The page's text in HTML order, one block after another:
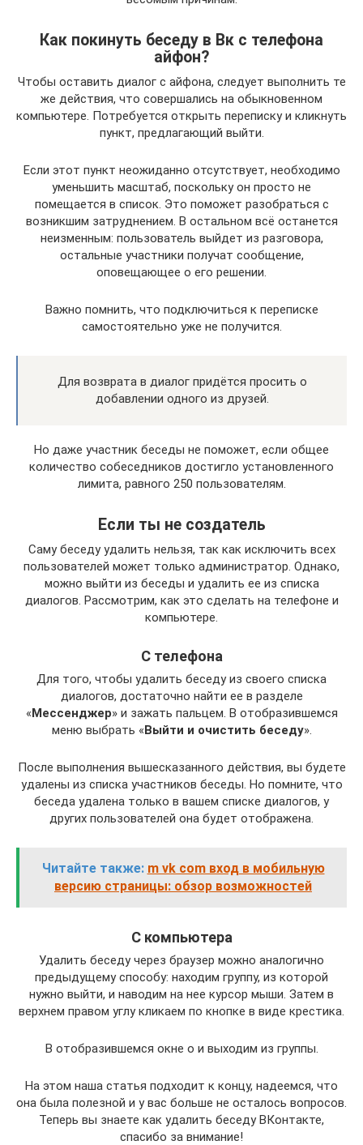
Как покинуть беседу в Вк с телефона
айфон?
Чтобы оставить диалог с айфона, следует выполнить те
же действия, что совершались на обыкновенном
компьютере. Потребуется открыть переписку и кликнуть
пункт, предлагающий выйти.
Если этот пункт неожиданно отсутствует, необходимо
уменьшить масштаб, поскольку он просто не
помещается в список. Это поможет разобраться с
возникшим затруднением. В остальном всё останется
неизменным: пользователь выйдет из разговора,
остальные участники получат сообщение,
оповещающее о его решении.
Важно помнить, что подключиться к переписке
самостоятельно уже не получится.
Для возврата в диалог придётся просить о
добавлении одного из друзей.
Но даже участник беседы не поможет, если общее
количество собеседников достигло установленного
лимита, равного 250 пользователям.
Если ты не создатель
Саму беседу удалить нельзя, так как исключить всех
пользователей может только администратор. Однако,
можно выйти из беседы и удалить ее из списка
диалогов. Рассмотрим, как это сделать на телефоне и
компьютере.
С телефона
Для того, чтобы удалить беседу из своего списка
диалогов, достаточно найти ее в разделе
«Мессенджер» и зажать пальцем. В отобразившемся
меню выбрать «Выйти и очистить беседу».
После выполнения вышесказанного действия, вы будете
удалены из списка участников беседы. Но помните, что
беседа удалена только в вашем списке диалогов, у
других пользователей она будет отображена.
Читайте также: m vk com вход в мобильную
версию страницы: обзор возможностей
С компьютера
Удалить беседу через браузер можно аналогично
предыдущему способу: находим группу, из которой
нужно выйти, и наводим на нее курсор мыши. Затем в
верхнем правом углу кликаем по кнопке в виде крестика.
В отобразившемся окне о и выходим из группы.
На этом наша статья подходит к концу, надеемся, что
она была полезной и у вас больше не осталось вопросов.
Теперь вы знаете как удалить беседу ВКонтакте,
спасибо за внимание!